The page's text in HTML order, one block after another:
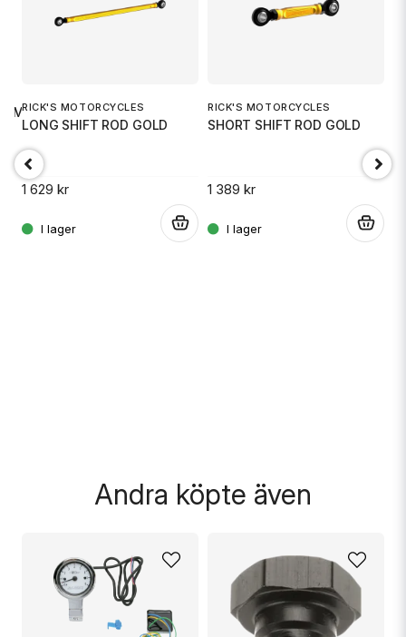
Ja, ni får publicera min fråga
MOTOR
RICK'S MOTORCYCLES
LONG SHIFT ROD GOLD
1 629 kr
RICK'S MOTORCYCLES
SHORT SHIFT ROD GOLD
1 389 kr
Andra köpte även